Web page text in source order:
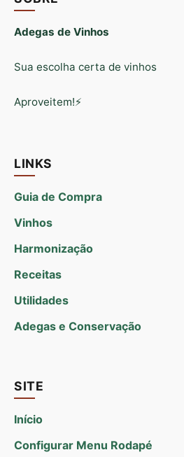
Adegas de Vinhos
Sua escolha certa de vinhos
Aproveitem!⚡
LINKS
Guia de Compra
Vinhos
Harmonização
Receitas
Utilidades
Adegas e Conservação
SITE
Início
Configurar Menu Rodapé